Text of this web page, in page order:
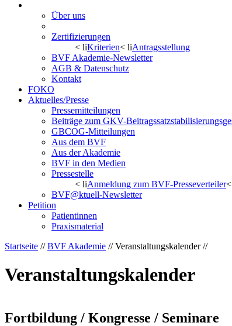
Über uns
Zertifizierungen
< liKriterien< liAntragsstellung
BVF Akademie-Newsletter
AGB & Datenschutz
Kontakt
FOKO
Aktuelles/Presse
Pressemitteilungen
Beiträge zum GKV-
GBCOG-Mitteilungen
Aus dem BVF
Aus der Akademie
BVF in den Medien
Pressestelle
< liAnmeldung zum BVF-Presseverteiler
BVF@ktuell-Newsletter
Petition
Patientinnen
Praxismaterial
Startseite //BVF Akademie // Veranstaltungskalender //
Veranstaltungskalender
Fortbildung / Kongresse / Seminare